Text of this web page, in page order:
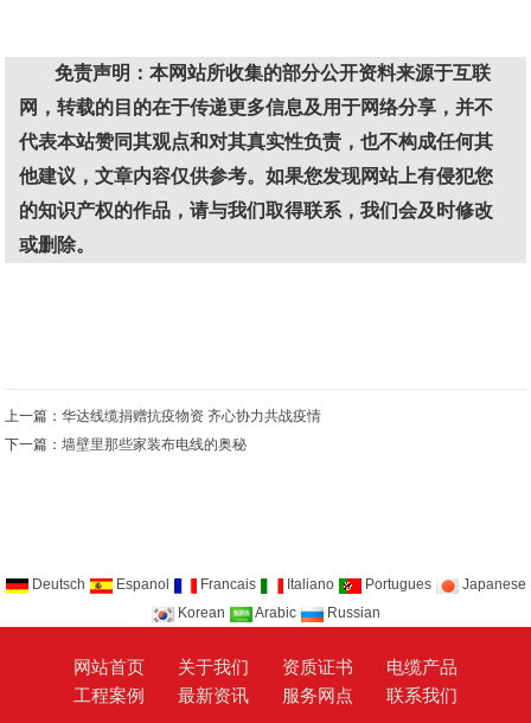
免责声明：本网站所收集的部分公开资料来源于互联
网，转载的目的在于传递更多信息及用于网络分享，并不
代表本站赞同其观点和对其真实性负责，也不构成任何其
他建议，文章内容仅供参考。如果您发现网站上有侵犯您
的知识产权的作品，请与我们取得联系，我们会及时修改
或删除。
上一篇：华达线缆捐赠抗疫物资 齐心协力共战疫情
下一篇：墙壁里那些家装布电线的奥秘
Deutsch Espanol Francais Italiano Portugues
Japanese
Korean
Arabic Russian
网站首页 关于我们 资质证书
电缆产品
工程案例
最新资讯 服务网点 联系我们